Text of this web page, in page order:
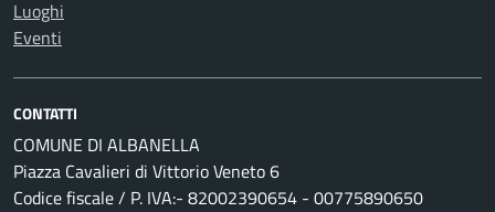
Luoghi
Eventi
CONTATTI
COMUNE DI ALBANELLA
Piazza Cavalieri di Vittorio Veneto 6
Codice fiscale / P. IVA:- 82002390654 - 00775890650